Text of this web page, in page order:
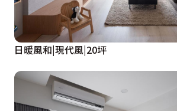
日暖風和|現代風|20坪